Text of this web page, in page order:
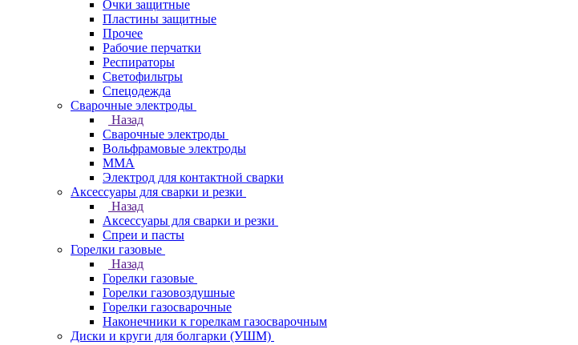
Очки защитные
Пластины защитные
Прочее
Рабочие перчатки
Респираторы
Светофильтры
Спецодежда
Сварочные электроды
Назад
Сварочные электроды
Вольфрамовые электроды
ММА
Электрод для контактной сварки
Аксессуары для сварки и резки
Назад
Аксессуары для сварки и резки
Спреи и пасты
Горелки газовые
Назад
Горелки газовые
Горелки газовоздушные
Горелки газосварочные
Наконечники к горелкам газосварочным
Диски и круги для болгарки (УШМ)